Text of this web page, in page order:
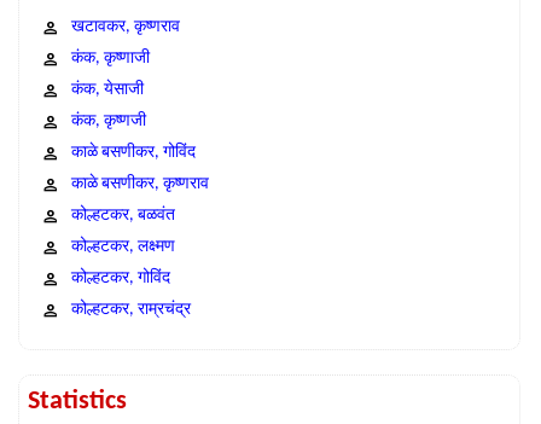
खटावकर, कृष्णराव
कंक, कृष्णाजी
कंक, येसाजी
कंक, कृष्णजी
काळे बसणीकर, गोविंद
काळे बसणीकर, कृष्णराव
कोल्हटकर, बळवंत
कोल्हटकर, लक्ष्मण
कोल्हटकर, गोविंद
कोल्हटकर, राम्रचंद्र
Statistics